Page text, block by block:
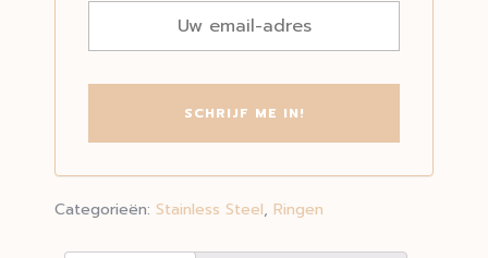
Categorieën: Stainless Steel, Ringen